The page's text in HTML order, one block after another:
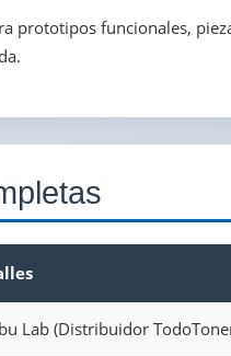
prototipos funcionales,
Lab (Distribuidor